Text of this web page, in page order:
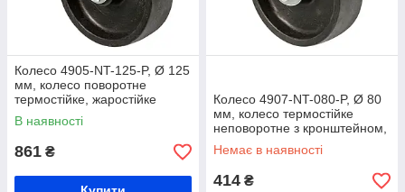
Колесо 4905-NT-125-P, Ø 125
мм, колесо поворотне
термостійке, жаростійке
колесо на візок, колесо на
виробництво термопластичне
В наявності
861 ₴
Колесо 4907-NT-080-P, Ø 80
мм, колесо термостійке
неповоротне з кронштейном,
колесо для ротаційної печі 49
Norma Term
Немає в наявності
414 ₴